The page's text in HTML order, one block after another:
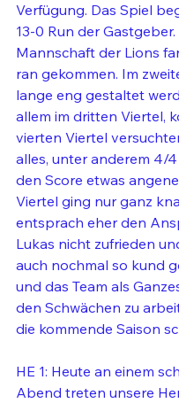
Verfügung. Das Spiel
13-0 Run der
Mannschaft der Lions
ran gekommen. Im
lange eng gestaltet
allem im dritten Viertel,
vierten Viertel
alles, unter anderem 4/
den Score etwas
Viertel ging nur ganz
entsprach eher den
Lukas nicht zufrieden
auch nochmal so kund
und das Team als
den Schwächen zu
die kommende Saison
HE 1: Heute an einem
Abend treten unsere